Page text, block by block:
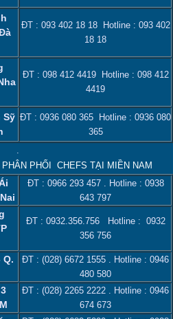
ĐT : 093 402 18 18Hotline : 093 402
18 18
ĐT : 098 412 4419Hotline : 098 412
4419
Sỹ ĐT : 0936 080 365 Hotline : 0936 080
365
PHỐI CHEFS TẠI MIỀN NAM
ĐT : 0966 293 457. Hotline : 0938
643 797
ĐT : 0932.356.756Hotline : 0932
356 756
Q.
ĐT : (028) 6672 1555 . Hotline : 0946
480 580
ĐT : (028) 2265 2222 . Hotline : 0946
674 673